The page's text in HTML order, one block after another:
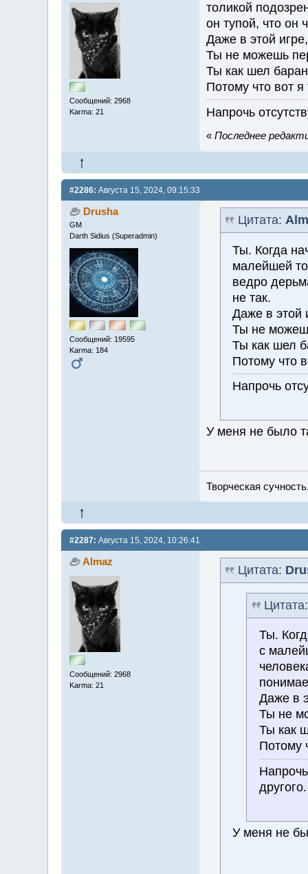
Сообщений: 2968
Karma: 21
толикой
он тупой, что он
Даже в этой
Ты не можешь
Ты как шел
Потому что вот
Напрочь
« Последнее
#2286: Августа 15, 2024, 09:15:33
Drusha
GM
Darth Sidius (Superadmin)
Сообщений: 19595
Karma: 184
Цитата:
Ты. Когда
малейшей
ведро
не так.
Даже в этой
Ты не
Ты как шел
Потому что
Напрочь
У меня не было
Творческая
#2287: Августа 15, 2024, 10:26:41
Almaz
Сообщений: 2968
Karma: 21
Цитата:
Ты.
с
Даже в
Ты не
Ты как
Потому
другого.
У меня не